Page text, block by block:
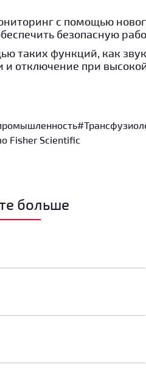
с помощью
безопасную
таких функций, как
отключение при
Fisher Scientific
больше